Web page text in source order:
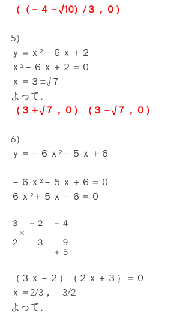
（（－４－√10）/３，０）
5）
ｙ＝ｘ²－６ｘ＋２
ｘ²－６ｘ＋２＝０
ｘ＝３±√７
よって、
（３＋√７，０）（３－√７，０）
6）
ｙ＝－６ｘ²－５ｘ＋６
－６ｘ²－５ｘ＋６＝０
６ｘ²＋５ｘ－６＝０
３　－２　－４
×
２　　３　　９
＋５
（３ｘ－２）（２ｘ＋３）＝０
ｘ＝2/3，－3/2
よって、